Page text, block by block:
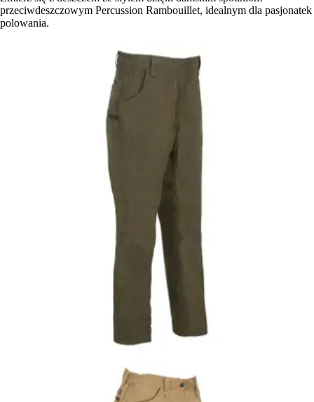
przeciwdeszczowym Percussion Rambouillet, idealnym dla pasjonatek
polowania.